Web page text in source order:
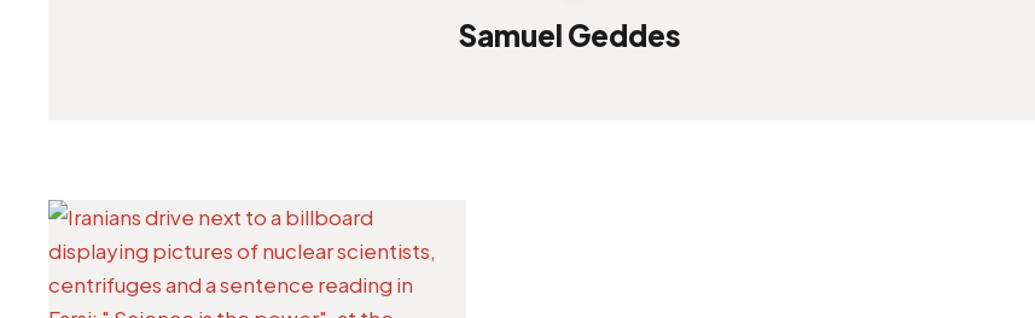
Samuel Geddes